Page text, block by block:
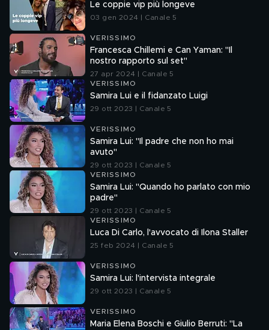
Le coppie vip più longeve
03 gen 2024 | Canale 5
VERISSIMO
Francesca Chillemi e Can Yaman: "Il
nostro rapporto sul set"
27 apr 2024 | Canale 5
VERISSIMO
Samira Lui e il fidanzato Luigi
29 ott 2023 | Canale 5
VERISSIMO
Samira Lui: "Il padre che non ho mai
avuto"
29 ott 2023 | Canale 5
VERISSIMO
Samira Lui: "Quando ho parlato con mio
padre"
29 ott 2023 | Canale 5
VERISSIMO
Luca Di Carlo, l'avvocato di Ilona Staller
25 feb 2024 | Canale 5
VERISSIMO
Samira Lui: l'intervista integrale
29 ott 2023 | Canale 5
VERISSIMO
Maria Elena Boschi e Giulio Berruti: "La